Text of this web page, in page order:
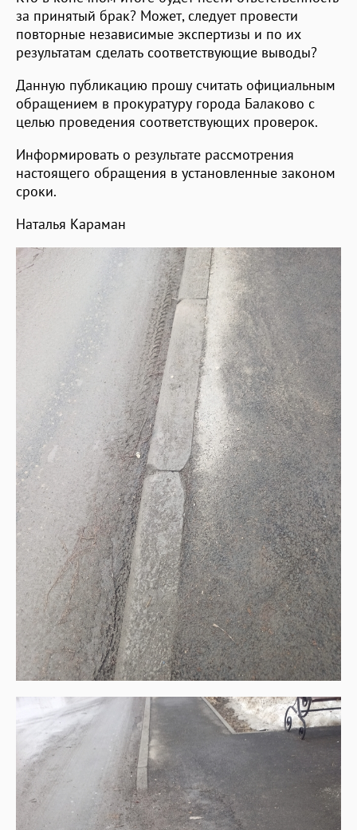
за принятый брак? Может, следует провести
повторные независимые экспертизы и по их
результатам сделать соответствующие выводы?
Данную публикацию прошу считать официальным
обращением в прокуратуру города Балаково с
целью проведения соответствующих проверок.
Информировать о результате рассмотрения
настоящего обращения в установленные законом
сроки.
Наталья Караман